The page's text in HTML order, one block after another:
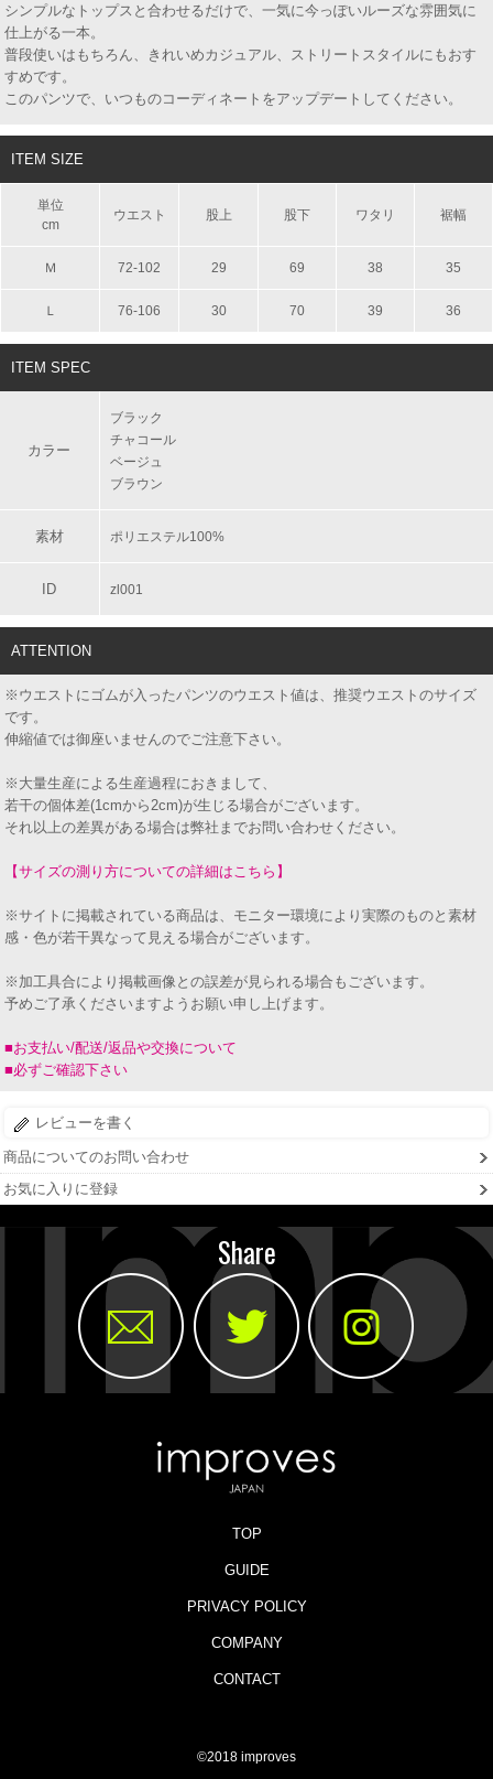
シンプルなトップスと合わせるだけで、一気に今っぽいルーズな雰囲気に
仕上がる一本。
普段使いはもちろん、きれいめカジュアル、ストリートスタイルにもおす
すめです。
このパンツで、いつものコーディネートをアップデートしてください。
ITEM SIZE
単位
cm
ウエスト 股上 股下 ワタリ 裾幅
Ｍ 72-102 29 69 38 35
Ｌ 76-106 30 70 39 36
ITEM SPEC
カラー
ブラック
チャコール
ベージュ
ブラウン
素材 ポリエステル100%
ID zl001
ATTENTION
※ウエストにゴムが入ったパンツのウエスト値は、推奨ウエストのサイズ
です。
伸縮値では御座いませんのでご注意下さい。
※大量生産による生産過程におきまして、
若干の個体差(1cmから2cm)が生じる場合がございます。
それ以上の差異がある場合は弊社までお問い合わせください。
【サイズの測り方についての詳細はこちら】
※サイトに掲載されている商品は、モニター環境により実際のものと素材
感・色が若干異なって見える場合がございます。
※加工具合により掲載画像との誤差が見られる場合もございます。
予めご了承くださいますようお願い申し上げます。
■お支払い/配送/返品や交換について
■必ずご確認下さい
レビューを書く
商品についてのお問い合わせ
お気に入りに登録
Share
TOP
GUIDE
PRIVACY POLICY
COMPANY
CONTACT
©2018 improves